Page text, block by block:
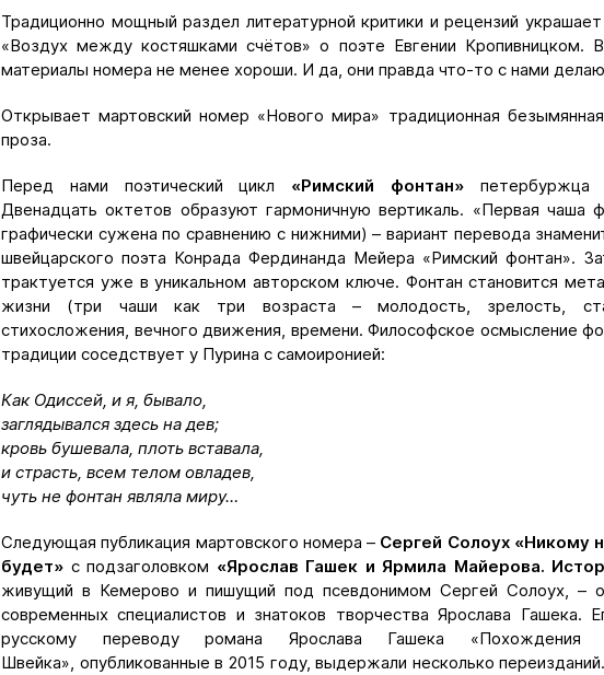
Традиционно мощный раздел литературной критики и рецензий
«Воздух между костяшками счётов» о поэте Евгении Кропивницком.
материалы номера не менее хороши. И да, они правда что-то с нами
Открывает мартовский номер «Нового мира» традиционная
проза.
Перед нами поэтический цикл «Римский фонтан»
Двенадцать октетов образуют гармоничную вертикаль. «Первая чаша
графически сужена по сравнению с нижними) – вариант перевода
швейцарского поэта Конрада Фердинанда Мейера «Римский фонтан».
трактуется уже в уникальном авторском ключе. Фонтан становится
жизни (три чаши как три возраста – молодость, зрелость,
стихосложения, вечного движения, времени. Философское осмысление
традиции соседствует у Пурина с самоиронией:
Как Одиссей, и я, бывало,
заглядывался здесь на дев;
кровь бушевала, плоть вставала,
и страсть, всем телом овладев,
чуть не фонтан являла миру…
Следующая публикация мартовского номера – Сергей Солоух «Никому
будет» с подзаголовком «Ярослав Гашек и Ярмила Майерова.
живущий в Кемерово и пишущий под псевдонимом Сергей Солоух, –
современных специалистов и знатоков творчества Ярослава Гашека.
русскому переводу романа Ярослава Гашека «Похождения
Швейка», опубликованные в 2015 году, выдержали несколько